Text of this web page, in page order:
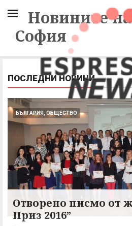
Новините
София
ПОСЛЕДНИ НОВИНИ
БЪЛГАРИЯ, ОБЩЕСТВО
Отворено писмо от
Приз 2016”